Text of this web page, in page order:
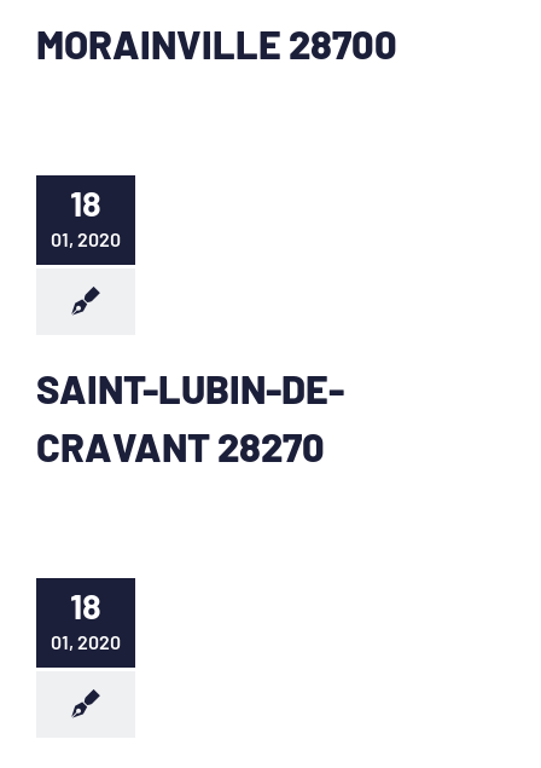
MORAINVILLE 28700
18
01, 2020
SAINT-LUBIN-DE-
CRAVANT 28270
18
01, 2020